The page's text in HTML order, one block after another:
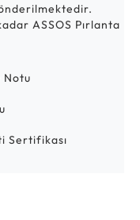
ASSOS Pırlanta
Notu
Sertifikası